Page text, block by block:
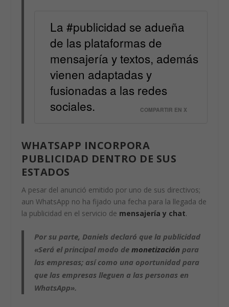
La #publicidad se adueña
de las plataformas de
mensajería y textos, además
vienen adaptadas y
fusionadas a las redes
sociales.
COMPARTIR EN X
WHATSAPP INCORPORA
PUBLICIDAD DENTRO DE SUS
ESTADOS
A pesar del anunció emitido por uno de sus directivos;
aun WhatsApp no ha fijado una fecha para la llegada de
la publicidad en el servicio de mensajería y chat.
Por su parte, Daniels declaró que la publicidad
«Será el principal modo de monetización para
las empresas; así como una oportunidad para
que las empresas lleguen a las personas en
WhatsApp».